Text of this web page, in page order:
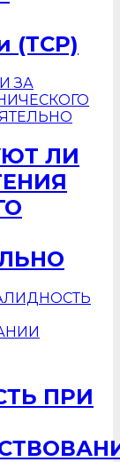
(ТСР)
ЛИ
ПРИ